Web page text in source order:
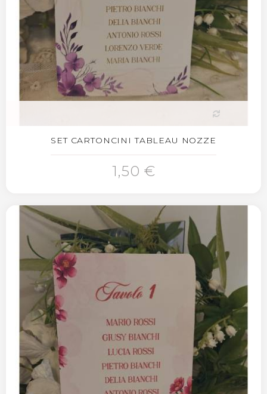
SET CARTONCINI TABLEAU NOZZE
1,50 €